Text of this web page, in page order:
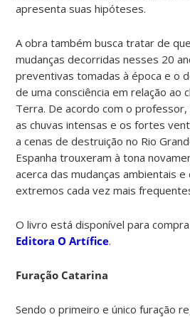
apresenta suas hipóteses.
A obra também busca tratar de
mudanças decorridas nesses 20
preventivas tomadas à época e o
de uma consciência em relação ao
Terra. De acordo com o
as chuvas intensas e os fortes
a cenas de destruição no Rio
Espanha trouxeram à tona
acerca das mudanças ambientais
extremos cada vez mais
O livro está disponível para
Editora O Artífice.
Furação Catarina
Sendo o primeiro e único furação